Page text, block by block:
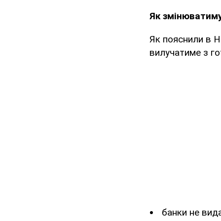
Як
Як пояснили в
вилучатиме з
банки не